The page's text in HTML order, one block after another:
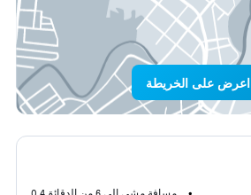
اعرض على الخريطة